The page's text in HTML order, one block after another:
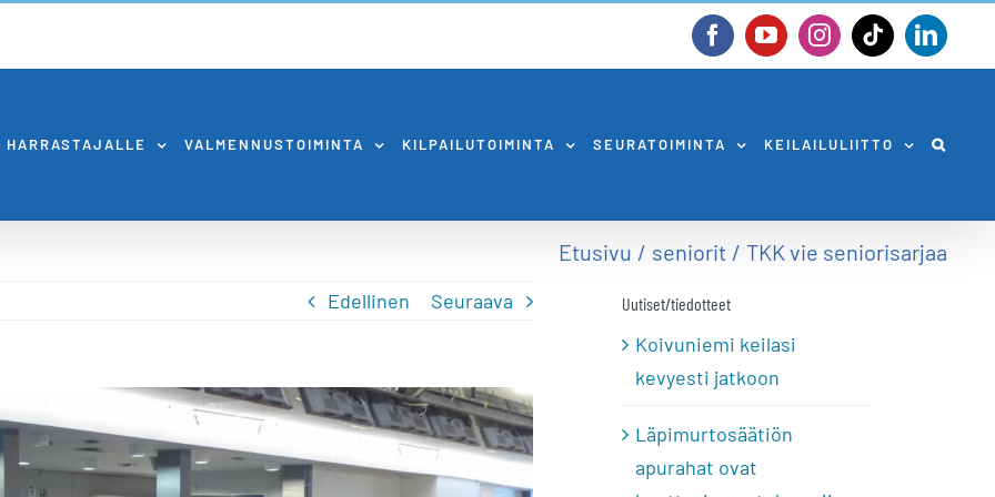
FacebookYouTubeInstagram
Tiktok
HARRASTAJALLE VALMENNUSTOIMINTA KILPAILUTOIMINTA SEURATOIMINTA KEILAILULIITTO
Etusivu seniorit TKK vie seniorisarjaa
Edellinen Seuraava Uutiset/tiedotteet
Koivuniemi keilasi
kevyesti jatkoon
Läpimurtosäätiön
apurahat ovat